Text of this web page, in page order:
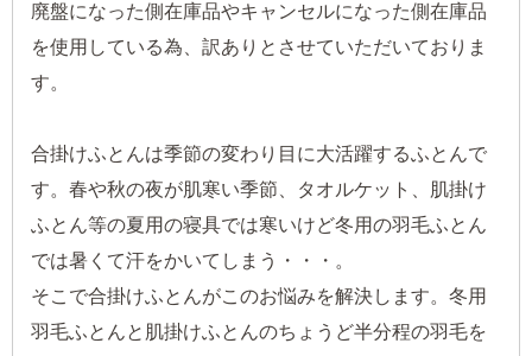
廃盤になった側在庫品やキャンセルになった側在庫品
を使用している為、訳ありとさせていただいておりま
す。
合掛けふとんは季節の変わり目に大活躍するふとんで
す。春や秋の夜が肌寒い季節、タオルケット、肌掛け
ふとん等の夏用の寝具では寒いけど冬用の羽毛ふとん
では暑くて汗をかいてしまう・・・。
そこで合掛けふとんがこのお悩みを解決します。冬用
羽毛ふとんと肌掛けふとんのちょうど半分程の羽毛を